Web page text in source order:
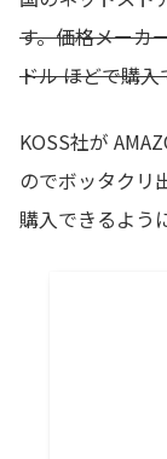
す。価格メーカ
ドル ほどで購入
KOSS社が
のでボッタクリ
購入できるよう